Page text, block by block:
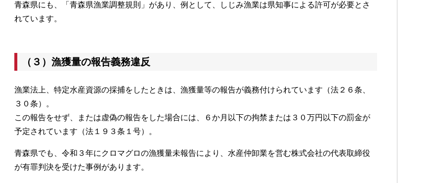
青森県にも、「青森県漁業調整規則」があり、例として、しじみ漁業は県知事による許可が必要とさ
れています。
（３）漁獲量の報告義務違反
漁業法上、特定水産資源の採捕をしたときは、漁獲量等の報告が義務付けられています（法２６条、
３０条）。
この報告をせず、または虚偽の報告をした場合には、６か月以下の拘禁または３０万円以下の罰金が
予定されています（法１９３条１号）。
青森県でも、令和３年にクロマグロの漁獲量未報告により、水産仲卸業を営む株式会社の代表取締役
が有罪判決を受けた事例があります。